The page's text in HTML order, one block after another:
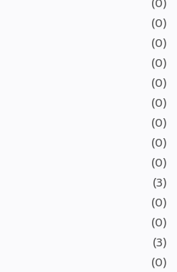
(0)
(0)
(0)
(0)
(0)
(0)
(0)
(0)
(0)
(3)
(0)
(0)
(3)
(0)